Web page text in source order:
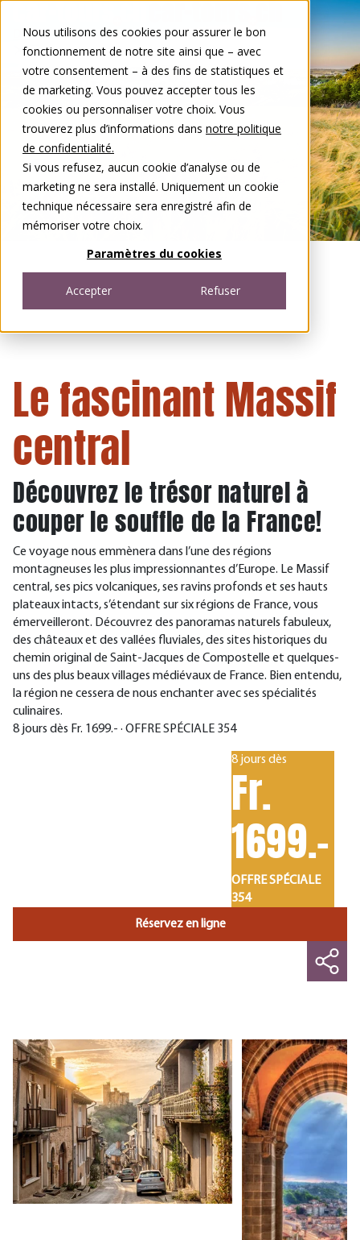
Nous utilisons des cookies pour assurer le bon
fonctionnement de notre site ainsi que – avec
votre consentement – à des fins de statistiques et
de marketing. Vous pouvez accepter tous les
cookies ou personnaliser votre choix. Vous
trouverez plus d’informations dans notre politique
de confidentialité.
Si vous refusez, aucun cookie d’analyse ou de
marketing ne sera installé. Uniquement un cookie
technique nécessaire sera enregistré afin de
mémoriser votre choix.
Paramètres du cookies
Accepter Refuser
DEFR
Open menu
Le fascinant Massif
central
Découvrez le trésor naturel à
couper le souffle de la France!
Ce voyage nous emmènera dans l’une des régions
montagneuses les plus impressionnantes d’Europe. Le Massif
central, ses pics volcaniques, ses ravins profonds et ses hauts
plateaux intacts, s’étendant sur six régions de France, vous
émerveilleront. Découvrez des panoramas naturels fabuleux,
des châteaux et des vallées fluviales, des sites historiques du
chemin original de Saint-Jacques de Compostelle et quelques-
uns des plus beaux villages médiévaux de France. Bien entendu,
la région ne cessera de nous enchanter avec ses spécialités
culinaires.
8 jours dès Fr. 1699.- · OFFRE SPÉCIALE 354
8 jours dès
Fr.
1699.-
OFFRE SPÉCIALE
354
Réservez en ligne